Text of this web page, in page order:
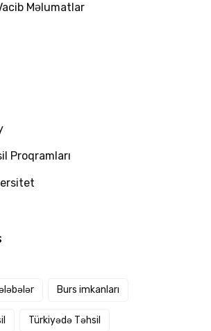
Məlumatlar
Proqramları
Burs imkanları
Türkiyədə Təhsil